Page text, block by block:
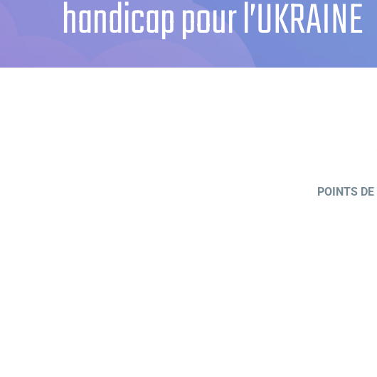
handicap pour l’UKRAINE
POINTS